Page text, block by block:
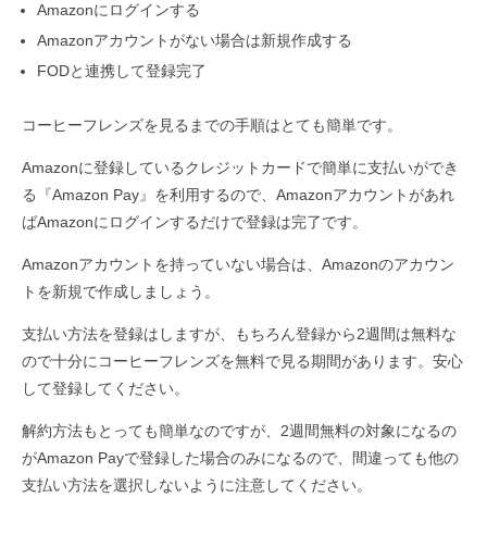
Amazonにログインする
Amazonアカウントがない場合は新規作成する
FODと連携して登録完了
コーヒーフレンズを見るまでの手順はとても簡単です。
Amazonに登録しているクレジットカードで簡単に支払いができ
る『Amazon Pay』を利用するので、Amazonアカウントがあれ
ばAmazonにログインするだけで登録は完了です。
Amazonアカウントを持っていない場合は、Amazonのアカウン
トを新規で作成しましょう。
支払い方法を登録はしますが、もちろん登録から2週間は無料な
ので十分にコーヒーフレンズを無料で見る期間があります。安心
して登録してください。
解約方法もとっても簡単なのですが、2週間無料の対象になるの
がAmazon Payで登録した場合のみになるので、間違っても他の
支払い方法を選択しないように注意してください。